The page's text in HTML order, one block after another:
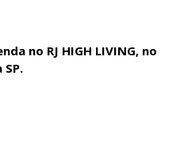
no RJ HIGH LIVING, no